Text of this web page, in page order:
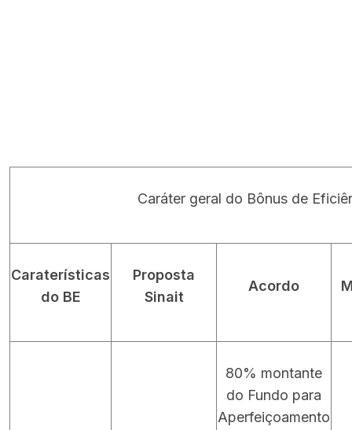
Caráter geral do Bônus de
Caraterísticas
do BE
Proposta
Sinait
Acordo
80% montante
do Fundo para
Aperfeiçoamento